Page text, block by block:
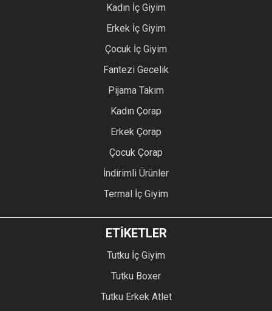
Kadın İç Giyim
Erkek İç Giyim
Çocuk İç Giyim
Fantezi Gecelik
Pijama Takım
Kadın Çorap
Erkek Çorap
Çocuk Çorap
İndirimli Ürünler
Termal İç Giyim
ETİKETLER
Tutku İç Giyim
Tutku Boxer
Tutku Erkek Atlet